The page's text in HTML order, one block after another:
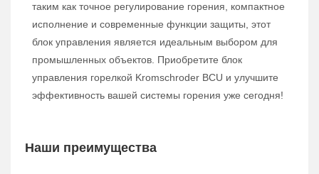
таким как точное регулирование горения, компактное
исполнение и современные функции защиты, этот
блок управления является идеальным выбором для
промышленных объектов. Приобретите блок
управления горелкой Kromschroder BCU и улучшите
эффективность вашей системы горения уже сегодня!
Наши преимущества